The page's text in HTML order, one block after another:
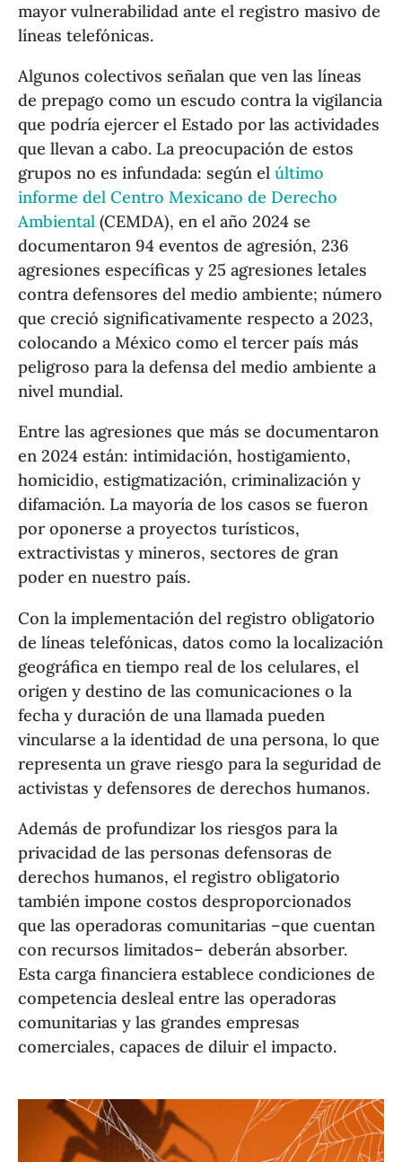
mayor vulnerabilidad ante el registro masivo de
líneas telefónicas.
Algunos colectivos señalan que ven las líneas
de prepago como un escudo contra la vigilancia
que podría ejercer el Estado por las actividades
que llevan a cabo. La preocupación de estos
grupos no es infundada: según elúltimo
informe del Centro Mexicano de Derecho
Ambiental (CEMDA), en el año 2024 se
documentaron 94 eventos de agresión, 236
agresiones específicas y 25 agresiones letales
contra defensores del medio ambiente; número
que creció significativamente respecto a 2023,
colocando a México como el tercer país más
peligroso para la defensa del medio ambiente a
nivel mundial.
Entre las agresiones que más se documentaron
en 2024 están: intimidación, hostigamiento,
homicidio, estigmatización, criminalización y
difamación. La mayoría de los casos se fueron
por oponerse a proyectos turísticos,
extractivistas y mineros, sectores de gran
poder en nuestro país.
Con la implementación del registro obligatorio
de líneas telefónicas, datos como la localización
geográfica en tiempo real de los celulares, el
origen y destino de las comunicaciones o la
fecha y duración de una llamada pueden
vincularse a la identidad de una persona, lo que
representa un grave riesgo para la seguridad de
activistas y defensores de derechos humanos.
Además de profundizar los riesgos para la
privacidad de las personas defensoras de
derechos humanos, el registro obligatorio
también impone costos desproporcionados
que las operadoras comunitarias –que cuentan
con recursos limitados– deberán absorber.
Esta carga financiera establece condiciones de
competencia desleal entre las operadoras
comunitarias y las grandes empresas
comerciales, capaces de diluir el impacto.